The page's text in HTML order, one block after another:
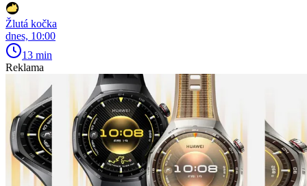
Žlutá kočka
dnes, 10:00
13 min
Reklama